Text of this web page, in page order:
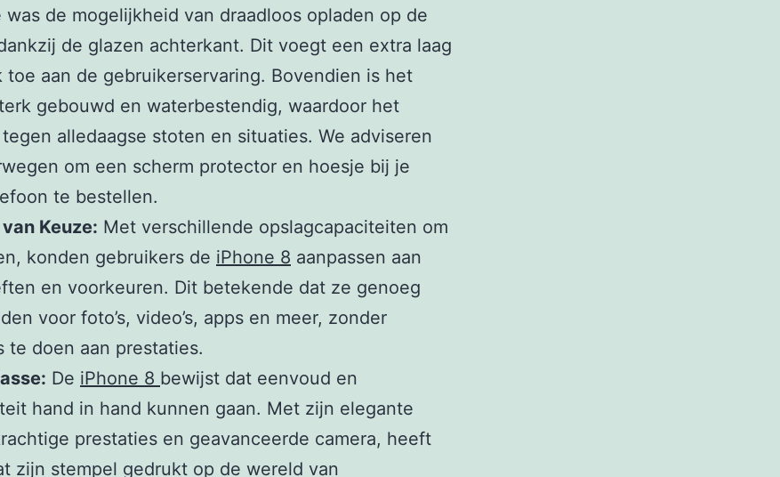
de mogelijkheid van draadloos opladen op de
de glazen achterkant. Dit voegt een extra laag
toe aan de gebruikerservaring. Bovendien is het
gebouwd en waterbestendig, waardoor het
alledaagse stoten en situaties. We adviseren
om een scherm protector en hoesje bij je
te bestellen.
Keuze: Met verschillende opslagcapaciteiten om
konden gebruikers de iPhone 8 aanpassen aan
en voorkeuren. Dit betekende dat ze genoeg
voor foto’s, video’s, apps en meer, zonder
te doen aan prestaties.
De iPhone 8 bewijst dat eenvoud en
hand in hand kunnen gaan. Met zijn elegante
prestaties en geavanceerde camera, heeft
zijn stempel gedrukt op de wereld van